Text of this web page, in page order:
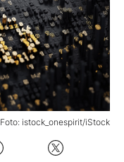
Foto: istock_onespirit/iStock